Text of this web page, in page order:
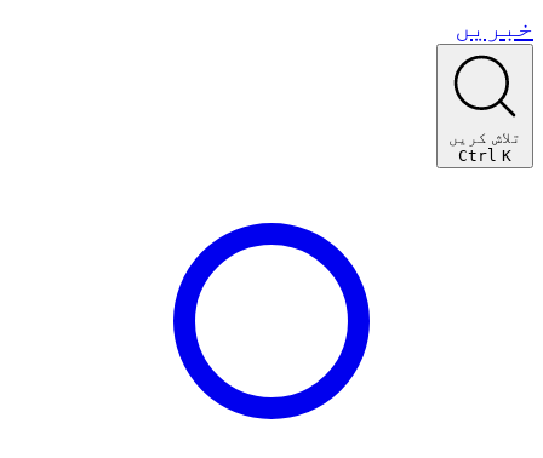
خبریں
تلاش کریں
Ctrl K